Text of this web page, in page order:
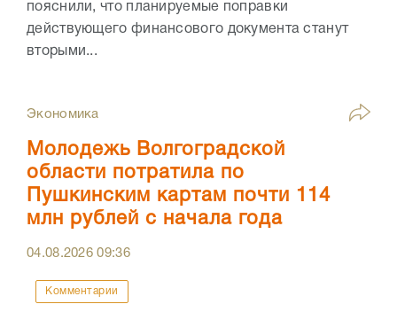
пояснили, что планируемые поправки
действующего финансового документа станут
вторыми...
Экономика
Молодежь Волгоградской
области потратила по
Пушкинским картам почти 114
млн рублей с начала года
04.08.202609:36
Комментарии